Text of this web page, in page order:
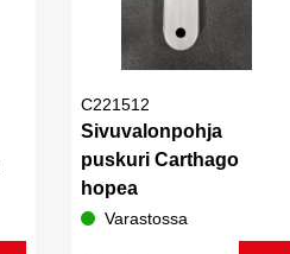
C221512
Sivuvalonpohja
puskuri Carthago
hopea
Varastossa